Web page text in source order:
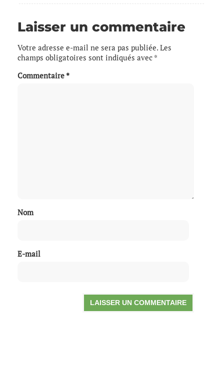
Laisser un commentaire
Votre adresse e-mail ne sera pas publiée. Les
champs obligatoires sont indiqués avec *
Commentaire *
Nom
E-mail